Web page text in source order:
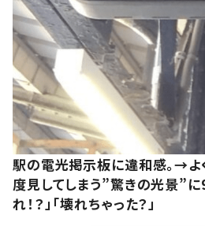
駅の電光掲示板に違和感。→
度見してしまう”驚きの光景”
れ！？」「壊れちゃった？」